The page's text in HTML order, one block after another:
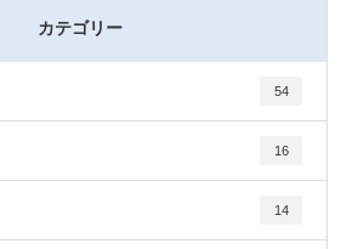
カテゴリー
54
16
14